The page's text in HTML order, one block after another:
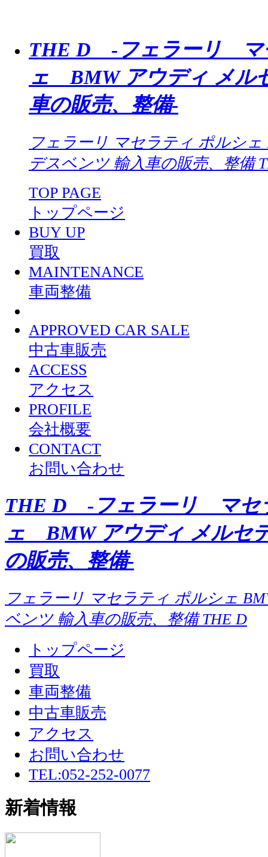
THE D -フェラーリ
ェ BMW アウディ メル
車の販売、整備-
フェラーリ マセラティ ポルシ
デスベンツ 輸入車の販売、整備
TOP PAGE
トップページ
BUY UP
買取
MAINTENANCE
車両整備
APPROVED CAR SALE
中古車販売
ACCESS
アクセス
PROFILE
会社概要
CONTACT
お問い合わせ
THE D -フェラーリ マセ
ェ BMW アウディ メルセ
の販売、整備-
フェラーリ マセラティ ポルシェ
ベンツ 輸入車の販売、整備 THE D
トップページ
買取
車両整備
中古車販売
アクセス
お問い合わせ
TEL:052-252-0077
新着情報